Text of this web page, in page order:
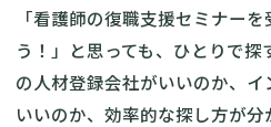
「看護師の復職支援セミナー
う！」と思っても、ひとりで
の人材登録会社がいいのか、
いいのか、効率的な探し方が